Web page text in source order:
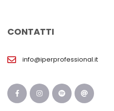
CONTATTI
info@iperprofessional.it